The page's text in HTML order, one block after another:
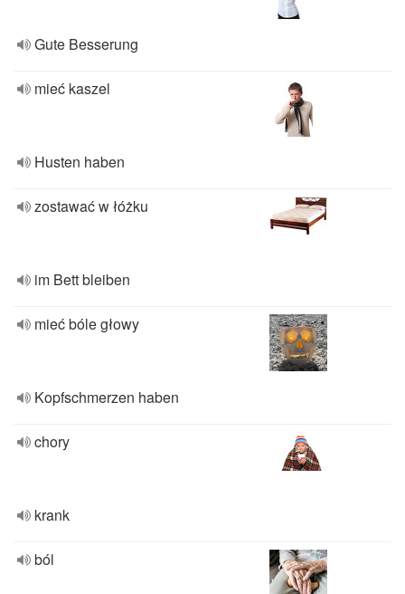
Gute Besserung
mieć kaszel
Husten haben
zostawać w łóżku
im Bett bleiben
mieć bóle głowy
Kopfschmerzen haben
chory
krank
ból